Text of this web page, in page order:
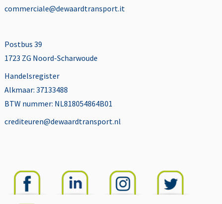
commerciale@dewaardtransport.it
Postbus 39
1723 ZG Noord-Scharwoude
Handelsregister
Alkmaar: 37133488
BTW nummer: NL818054864B01
crediteuren@dewaardtransport.nl